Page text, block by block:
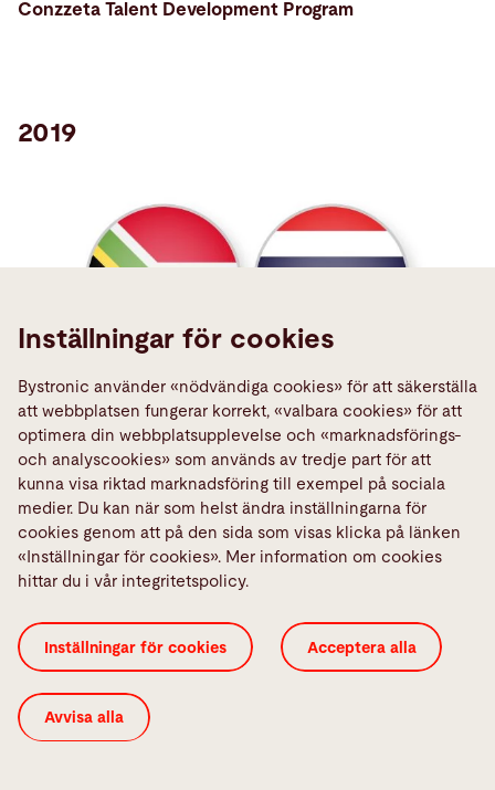
Conzzeta Talent Development Program
2019
Etablering av Bystronic Sydafrika
Etablering av Bystronic Thailand
Inställningar för cookies
Bystronic använder «nödvändiga cookies» för att säkerställa
att webbplatsen fungerar korrekt, «valbara cookies» för att
optimera din webbplatsupplevelse och «marknadsförings-
och analyscookies» som används av tredje part för att
kunna visa riktad marknadsföring till exempel på sociala
medier. Du kan när som helst ändra inställningarna för
cookies genom att på den sida som visas klicka på länken
«Inställningar för cookies». Mer information om cookies
hittar du i vår integritetspolicy.
Inställningar för cookies Acceptera alla
Avvisa alla